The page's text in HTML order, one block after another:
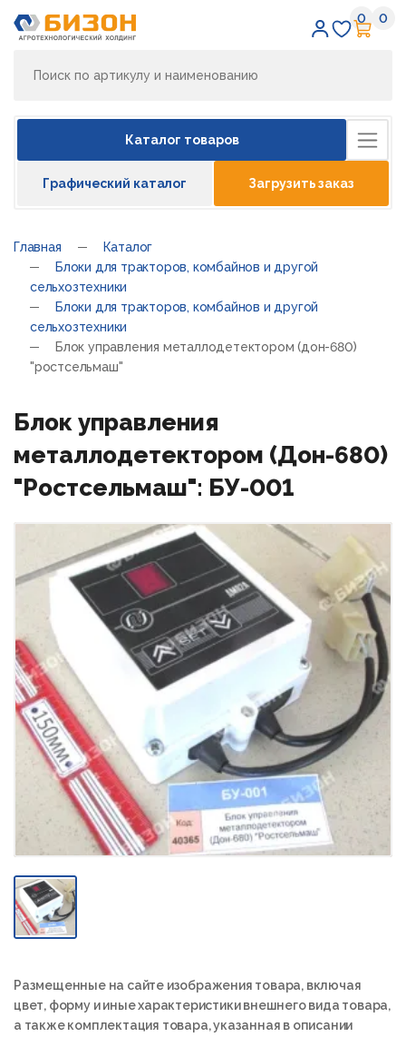
0 0
Каталог товаров
Графический каталог Загрузить заказ
Главная
Каталог
Блоки для тракторов, комбайнов и другой
сельхозтехники
Блоки для тракторов, комбайнов и другой
сельхозтехники
Блок управления металлодетектором (дон-680)
"ростсельмаш"
Блок управления
металлодетектором (Дон-680)
"Ростсельмаш": БУ-001
Размещенные на сайте изображения товара, включая
цвет, форму и иные характеристики внешнего вида товара,
а также комплектация товара, указанная в описании